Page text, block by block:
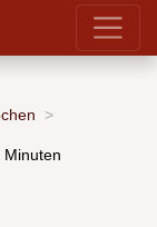
Minuten